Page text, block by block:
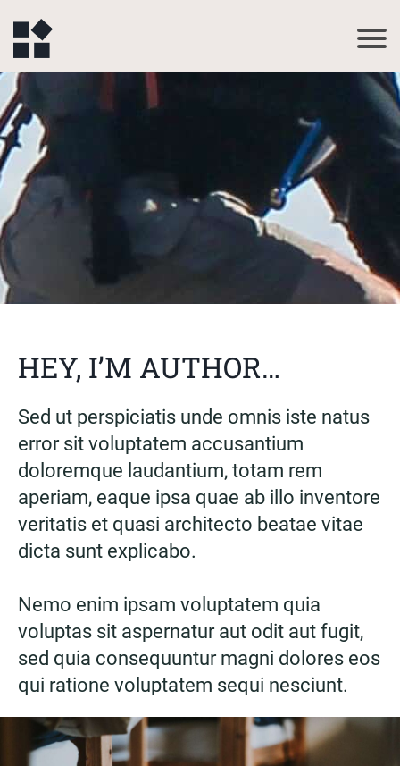
HEY, I’M AUTHOR…
Sed ut perspiciatis unde omnis iste natus
error sit voluptatem accusantium
doloremque laudantium, totam rem
aperiam, eaque ipsa quae ab illo inventore
veritatis et quasi architecto beatae vitae
dicta sunt explicabo.
Nemo enim ipsam voluptatem quia
voluptas sit aspernatur aut odit aut fugit,
sed quia consequuntur magni dolores eos
qui ratione voluptatem sequi nesciunt.